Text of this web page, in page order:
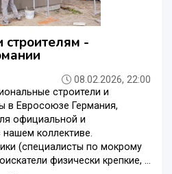
строителям -
08.02.2026, 22:00
строители и
в Евросоюзе Германия,
официальной и
коллективе.
(специалисты по мокрому
физически крепкие, ...